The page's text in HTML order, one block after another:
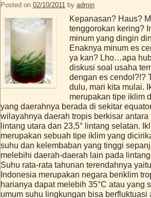
Posted on 02/10/2011 by admin
Kepanasan? Haus?
tenggorokan kering?
minum yang dingin
Enaknya minum es
ya kan? Lho…apa
diskusi soal usaha
dengan es cendol?!?
dulu, mari kita mulai.
merupakan tipe iklim
yang daerahnya berada di sekitar
wilayahnya daerah tropis berkisar antara
lintang utara dan 23,5° lintang selatan.
merupakan sebuah tipe iklim yang
suhu dan kelembaban yang tinggi
melebihi daerah-daerah lain pada
Suhu rata-rata tahunan terendahnya
Indonesia merupakan negara beriklim
harianya dapat melebih 35°C atau yang
umum suhu lingkungan bisa berfluktuasi